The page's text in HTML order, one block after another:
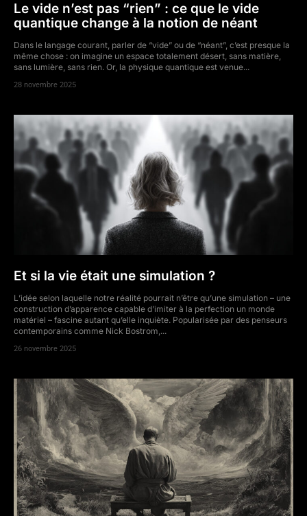
Le vide n’est pas “rien” : ce que le vide
quantique change à la notion de néant
Dans le langage courant, parler de “vide” ou de “néant”, c’est presque la
même chose : on imagine un espace totalement désert, sans matière,
sans lumière, sans rien. Or, la physique quantique est venue...
28 novembre 2025
Et si la vie était une simulation ?
L’idée selon laquelle notre réalité pourrait n’être qu’une simulation – une
construction d’apparence capable d’imiter à la perfection un monde
matériel – fascine autant qu’elle inquiète. Popularisée par des penseurs
contemporains comme Nick Bostrom,...
26 novembre 2025